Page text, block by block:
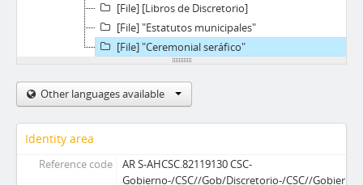
[File] [Libros de Discretorio]
[File] "Estatutos municipales"
[File] "Ceremonial seráfico"
Other languages available
Identity area
Reference code
AR S-AHCSC.82119130 CSC-
Gobierno-/CSC//Gob/Discretorio-/CSC//